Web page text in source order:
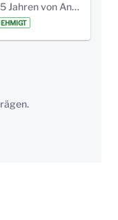
vor 5 Jahren von Anni Schlumberger